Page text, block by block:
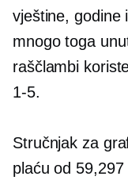
vještine, godine
mnogo toga
raščlambi
1-5.
Stručnjak za
plaću od